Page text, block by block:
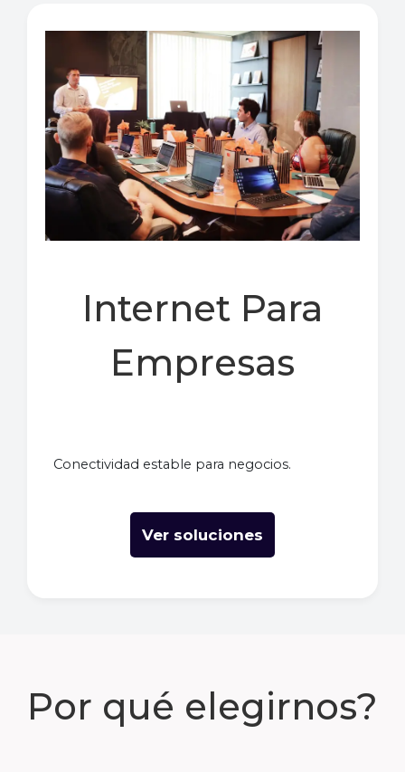
Internet Para
Empresas
Conectividad estable para negocios.
Ver soluciones
Por qué elegirnos?